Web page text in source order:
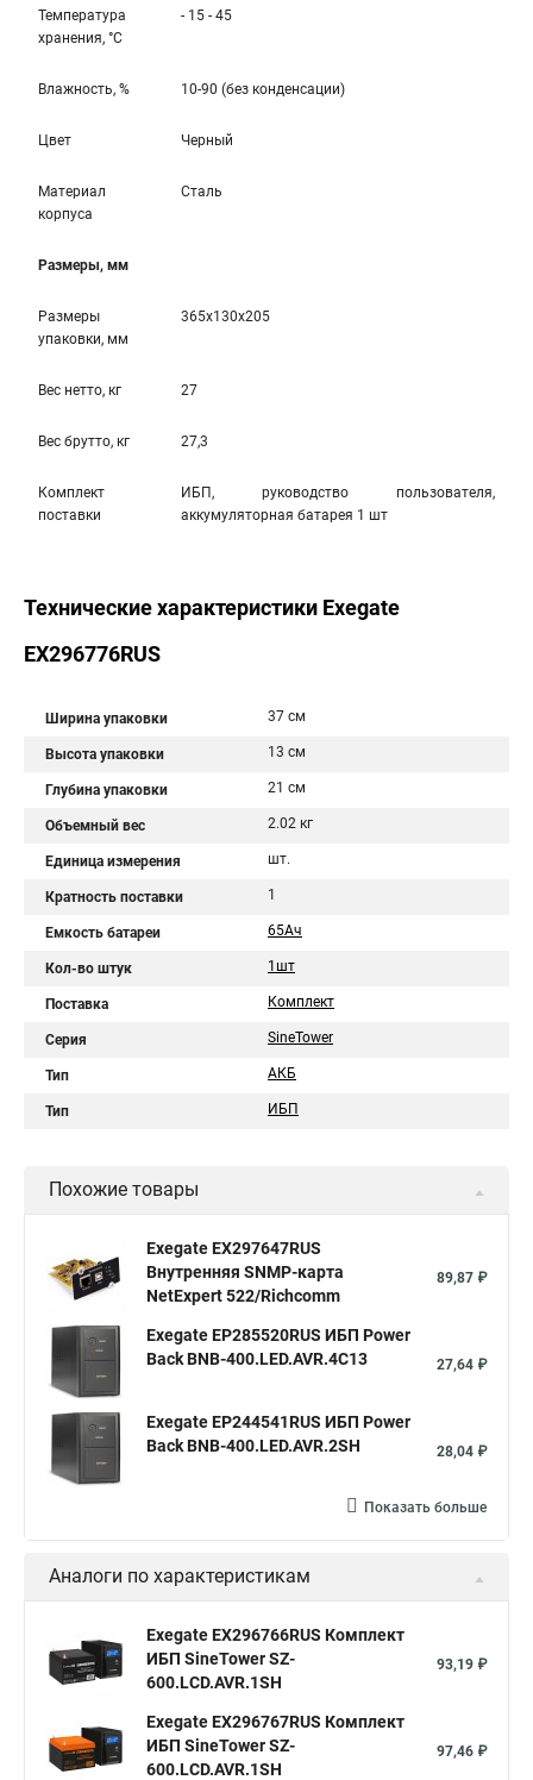
Температура
хранения, °С
- 15 - 45
Влажность, % 10-90 (без конденсации)
Цвет Черный
Материал
корпуса
Сталь
Размеры, мм
Размеры
упаковки, мм
365x130x205
Вес нетто, кг 27
Вес брутто, кг 27,3
Комплект
поставки
ИБП, руководство пользователя,
аккумуляторная батарея 1 шт
Технические характеристики Exegate
EX296776RUS
Ширина упаковки 37 см
Высота упаковки 13 см
Глубина упаковки 21 см
Объемный вес 2.02 кг
Единица измерения шт.
Кратность поставки 1
Емкость батареи 65Aч
Кол-во штук 1шт
Поставка Комплект
Серия SineTower
Тип АКБ
Тип ИБП
Похожие товары
Exegate EX297647RUS
Внутренняя SNMP-карта
NetExpert 522/Richcomm
89,87 ₽
Exegate EP285520RUS ИБП Power
Back BNB-400.LED.AVR.4C13
27,64 ₽
Exegate EP244541RUS ИБП Power
Back BNB-400.LED.AVR.2SH
28,04 ₽
Показать больше
Аналоги по характеристикам
Exegate EX296766RUS Комплект
ИБП SineTower SZ-
600.LCD.AVR.1SH
93,19 ₽
Exegate EX296767RUS Комплект
ИБП SineTower SZ-
600.LCD.AVR.1SH
97,46 ₽